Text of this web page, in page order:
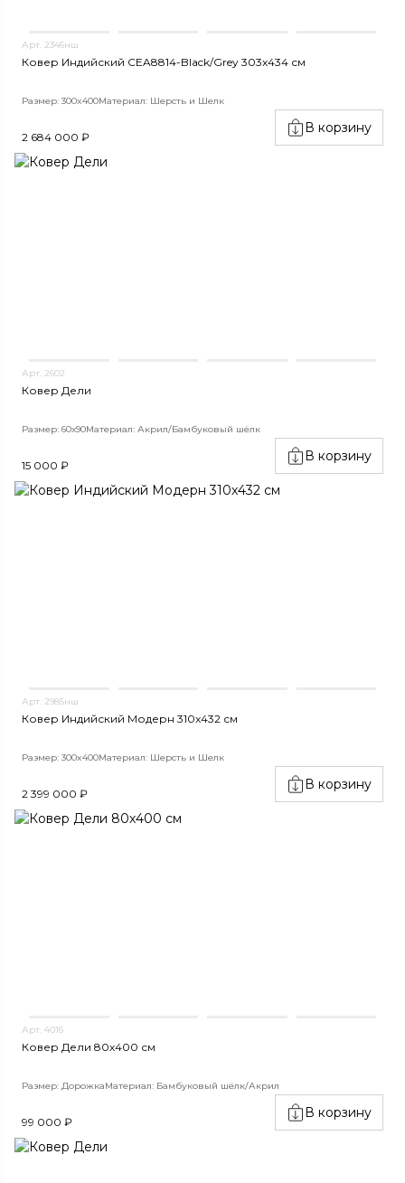
Арт. 2346нш
Ковер Индийский CEA8814-Black/Grey 303x434 см
Размер: 300x400Материал: Шерсть и Шелк
2 684 000 ₽
В корзину
Арт. 2602
Ковер Дели
Размер: 60х90Материал: Акрил/Бамбуковый шёлк
15 000 ₽
В корзину
Арт. 2985нш
Ковер Индийский Модерн 310x432 см
Размер: 300x400Материал: Шерсть и Шелк
2 399 000 ₽
В корзину
Арт. 4016
Ковер Дели 80х400 см
Размер: ДорожкаМатериал: Бамбуковый шёлк/Акрил
99 000 ₽
В корзину